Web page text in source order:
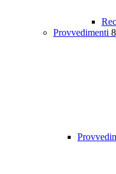
Provvedimenti